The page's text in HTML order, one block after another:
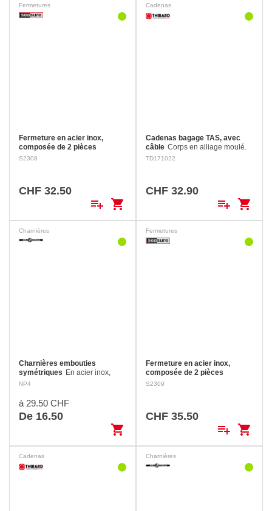
Fermetures
Fermeture en acier inox,
composée de 2 pièces
Lorsqu’elle est fermée, les vis
cadenas: Ø 9 mm Longueur…
S2308
CHF 32.50
playlist_add shopping_cart
Cadenas
Cadenas bagage TAS, avec
câble Corps en alliage moulé.
Câble acier nickelé, Ø 3 mm,
possibles. …
TD171022
CHF 32.90
playlist_add shopping_cart
Charnières
Charnières embouties
symétriques En acier inox,
fixation par vis fraisées à tête
NP4
à 29.50 CHF
De 16.50
shopping_cart
Fermetures
Fermeture en acier inox,
composée de 2 pièces
Lorsqu’elle est fermée, les vis
cadenas: Ø 9 mm Longueur…
S2309
CHF 35.50
playlist_add shopping_cart
Cadenas Charnières